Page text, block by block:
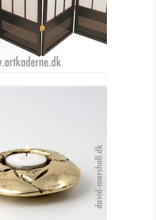
Se detajler
I, MESSING
Se detajler